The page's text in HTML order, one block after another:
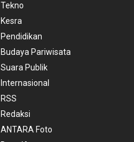
Tekno
Kesra
Pendidikan
Budaya Pariwisata
Suara Publik
Internasional
RSS
Redaksi
ANTARA Foto